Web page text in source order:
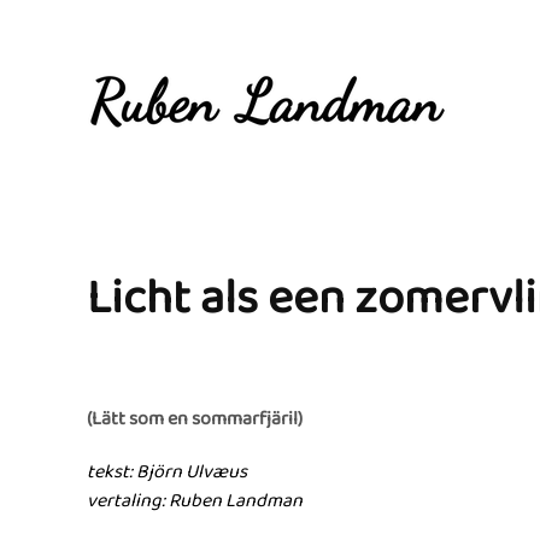
Overslaan en naar de inhoud gaan
Licht als een
(Lätt som en sommarfjäril)
tekst: Björn Ulvæus
vertaling: Ruben Landman